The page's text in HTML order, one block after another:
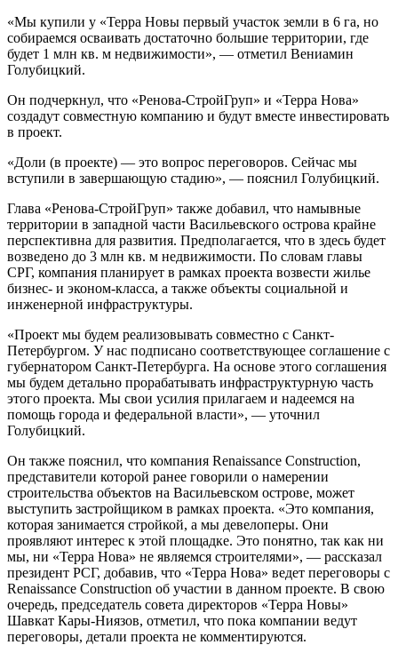
«Мы купили у «Терра Новы первый участок земли в 6 га, но
собираемся осваивать достаточно большие территории, где
будет 1 млн кв. м недвижимости», — отметил Вениамин
Голубицкий.
Он подчеркнул, что «Ренова-СтройГруп» и «Терра Нова»
создадут совместную компанию и будут вместе инвестировать
в проект.
«Доли (в проекте) — это вопрос переговоров. Сейчас мы
вступили в завершающую стадию», — пояснил Голубицкий.
Глава «Ренова-СтройГруп» также добавил, что намывные
территории в западной части Васильевского острова крайне
перспективна для развития. Предполагается, что в здесь будет
возведено до 3 млн кв. м недвижимости. По словам главы
СРГ, компания планирует в рамках проекта возвести жилье
бизнес- и эконом-класса, а также объекты социальной и
инженерной инфраструктуры.
«Проект мы будем реализовывать совместно с Санкт-
Петербургом. У нас подписано соответствующее соглашение с
губернатором Санкт-Петербурга. На основе этого соглашения
мы будем детально прорабатывать инфраструктурную часть
этого проекта. Мы свои усилия прилагаем и надеемся на
помощь города и федеральной власти», — уточнил
Голубицкий.
Он также пояснил, что компания Renaissance Construction,
представители которой ранее говорили о намерении
строительства объектов на Васильевском острове, может
выступить застройщиком в рамках проекта. «Это компания,
которая занимается стройкой, а мы девелоперы. Они
проявляют интерес к этой площадке. Это понятно, так как ни
мы, ни «Терра Нова» не являемся строителями», — рассказал
президент РСГ, добавив, что «Терра Нова» ведет переговоры с
Renaissance Construction об участии в данном проекте. В свою
очередь, председатель совета директоров «Терра Новы»
Шавкат Кары-Ниязов, отметил, что пока компании ведут
переговоры, детали проекта не комментируются.